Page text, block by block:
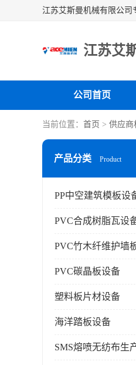
江苏艾
公司首页
当前位置： 首页 > 供应商
产品分类 Product
PP中空建筑模板设
PVC合成树脂瓦设
PVC碳晶板设备
塑料板片材设备
海洋踏板设备
SMS熔喷无纺布生